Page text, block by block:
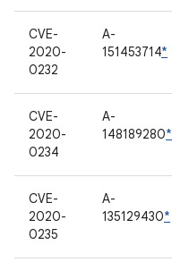
CVE-
2020-
0232
A-
151453714*
CVE-
2020-
0234
A-
148189280*
CVE-
2020-
0235
A-
135129430*